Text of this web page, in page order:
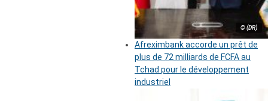
© (DR)
Afreximbank accorde un prêt de
plus de 72 milliards de FCFA au
Tchad pour le développement
industriel